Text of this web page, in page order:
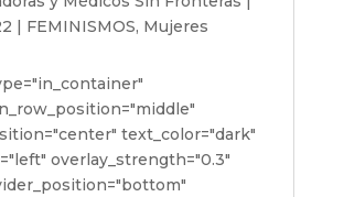
FEMINISMOS, Mujeres
text_color="dark"
overlay_strength="0.3"